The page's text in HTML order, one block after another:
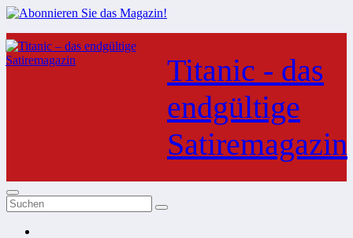
Zum
Inhalt
springen
Titanic - das
endgültige
Satiremagazin